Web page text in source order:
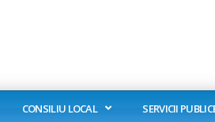
CONSILIU LOCAL SERVICII